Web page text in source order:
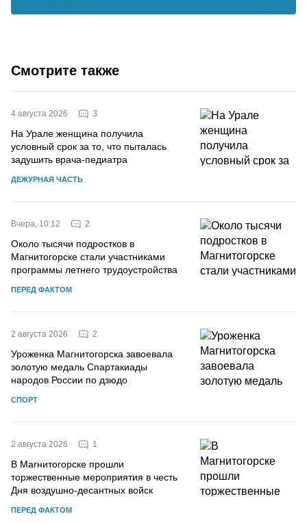
Смотрите также
4 августа 2026 3
На Урале женщина получила
условный срок за то, что пыталась
задушить врача-педиатра
ДЕЖУРНАЯ ЧАСТЬ
Вчера, 10:12 2
Около тысячи подростков в
Магнитогорске стали участниками
программы летнего трудоустройства
ПЕРЕД ФАКТОМ
2 августа 2026 2
Уроженка Магнитогорска завоевала
золотую медаль Спартакиады
народов России по дзюдо
СПОРТ
2 августа 2026 1
В Магнитогорске прошли
торжественные мероприятия в честь
Дня воздушно-десантных войск
ПЕРЕД ФАКТОМ